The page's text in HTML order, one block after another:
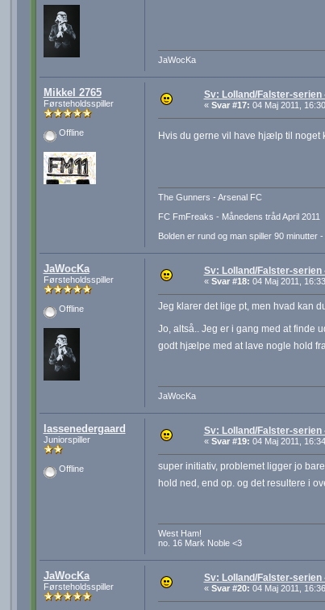
JaWocKa
Mikkel 2765
Førsteholdsspiller
Offline
Sv: Lolland/Falster-serien
« Svar #17: 04 Maj 2011,
Hvis du gerne vil have hjælp til noget
The Gunners - Arsenal FC
FC FmFreaks - Månedens tråd April 2011
Bolden er rund og man spiller 90 minutter
JaWocKa
Førsteholdsspiller
Offline
Sv: Lolland/Falster-serien
« Svar #18: 04 Maj 2011,
Jeg klarer det lige pt, men hvad kan
Jo, altså.. Jeg er i gang med at finde
godt hjælpe med at lave nogle hold
JaWocKa
lassenedergaard
Juniorspiller
Offline
Sv: Lolland/Falster-serien
« Svar #19: 04 Maj 2011,
super initiativ, problemet ligger jo
hold ned, end op. og det resultere i
West Ham!
no. 16 Mark Noble <3
JaWocKa
Førsteholdsspiller
Sv: Lolland/Falster-serien
« Svar #20: 04 Maj 2011,